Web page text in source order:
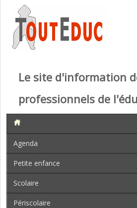
Le site d'information
professionnels de
Agenda
Petite enfance
Scolaire
Périscolaire